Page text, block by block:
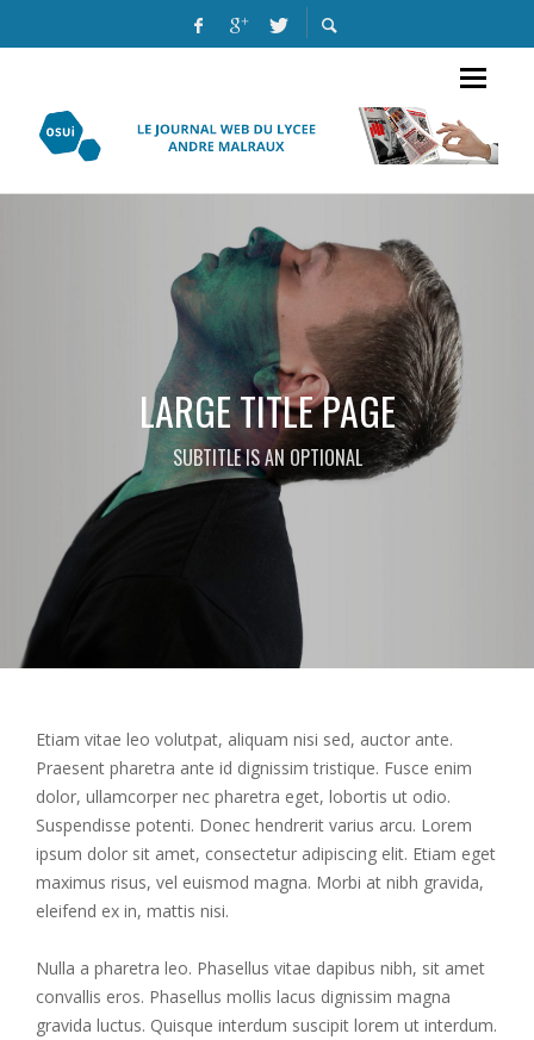
LARGE TITLE PAGE
SUBTITLE IS AN OPTIONAL
Etiam vitae leo volutpat, aliquam nisi sed, auctor ante.
Praesent pharetra ante id dignissim tristique. Fusce enim
dolor, ullamcorper nec pharetra eget, lobortis ut odio.
Suspendisse potenti. Donec hendrerit varius arcu. Lorem
ipsum dolor sit amet, consectetur adipiscing elit. Etiam eget
maximus risus, vel euismod magna. Morbi at nibh gravida,
eleifend ex in, mattis nisi.
Nulla a pharetra leo. Phasellus vitae dapibus nibh, sit amet
convallis eros. Phasellus mollis lacus dignissim magna
gravida luctus. Quisque interdum suscipit lorem ut interdum.